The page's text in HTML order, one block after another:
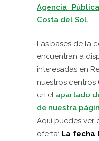
Agencia
Costa del Sol.
Las bases de la
encuentran a
interesadas en
nuestros centros
en el apartado
de nuestra
Aquí puedes ver
oferta: La fecha